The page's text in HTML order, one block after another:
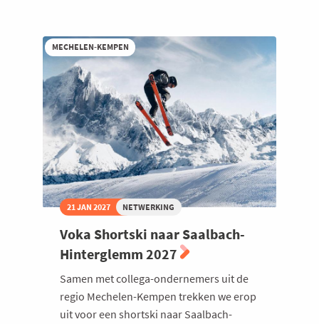
MECHELEN-KEMPEN
21 JAN 2027 NETWERKING
Voka Shortski naar Saalbach-
Hinterglemm 2027
Samen met collega-ondernemers uit de
regio Mechelen-Kempen trekken we erop
uit voor een shortski naar Saalbach-